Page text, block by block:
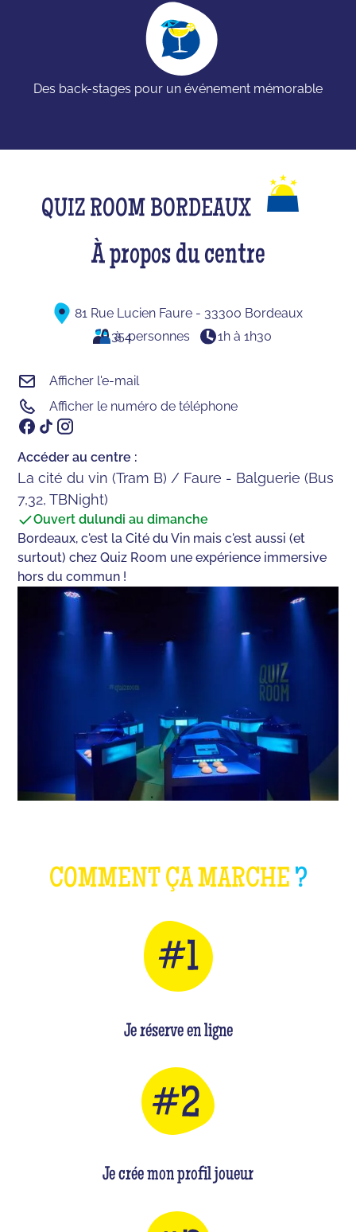
Des back-stages pour un événement mémorable
QUIZ ROOM BORDEAUX
À propos du centre
81 Rue Lucien Faure - 33300 Bordeaux
3à54personnes 1h à 1h30
Afficher l'e-mail
Afficher le numéro de téléphone
Accéder au centre :
La cité du vin (Tram B) / Faure - Balguerie (Bus
7,32, TBNight)
Ouvert dulundi au dimanche
Bordeaux, c'est la Cité du Vin mais c'est aussi (et
surtout) chez Quiz Room une expérience immersive
hors du commun !
COMMENT ÇA MARCHE ?
Je réserve en ligne
Je crée mon profil joueur